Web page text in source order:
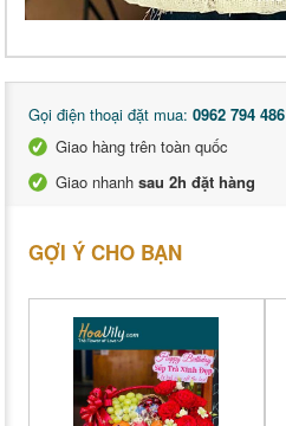
Gọi điện thoại đặt mua: 0962 794 486
Giao hàng trên toàn quốc
Giao nhanh sau 2h đặt hàng
GỢI Ý CHO BẠN